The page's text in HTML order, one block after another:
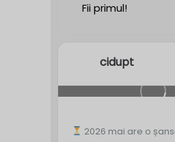
Fii primul!
cidupt
2026 mai are o